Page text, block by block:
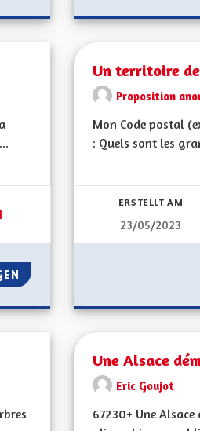
DE SÉRIEUX, S'IL VOUS PLAÎT
UN PEU DE SÉRIEUX, S'IL VOUS
Un territoire
Proposition
Mon Code postal
: Quels sont les
ERSTELLT AM
23/05/2023
Une Alsace
Eric Goujot
67230+ Une